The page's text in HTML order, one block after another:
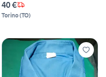
40 €
Torino(TO)